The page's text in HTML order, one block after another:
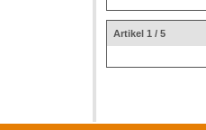
Artikel 1 / 5